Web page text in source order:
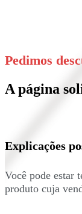
Pedimos
A página
Explicações
Você pode estar
produto cuja